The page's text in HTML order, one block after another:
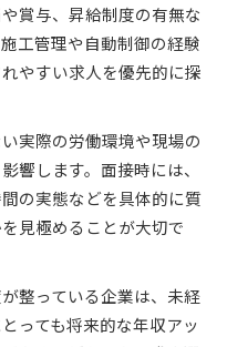
賞与、昇給制度の有無な
工管理や自動制御の経験
やすい求人を優先的に探
実際の労働環境や現場の
響します。面接時には、
の実態などを具体的に質
見極めることが大切で
整っている企業は、未経
っても将来的な年収アッ